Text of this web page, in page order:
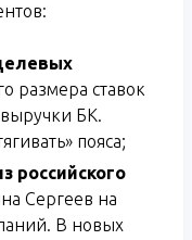
размера ставок
выручки БК.
пояса;
российского
Сергеев на
В новых